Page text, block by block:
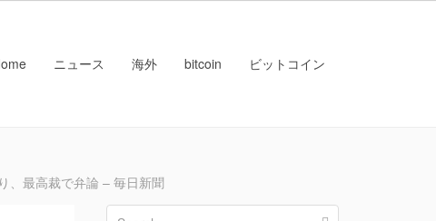
ニュース 海外 bitcoin ビットコイン
、最高裁で弁論 – 毎日新聞